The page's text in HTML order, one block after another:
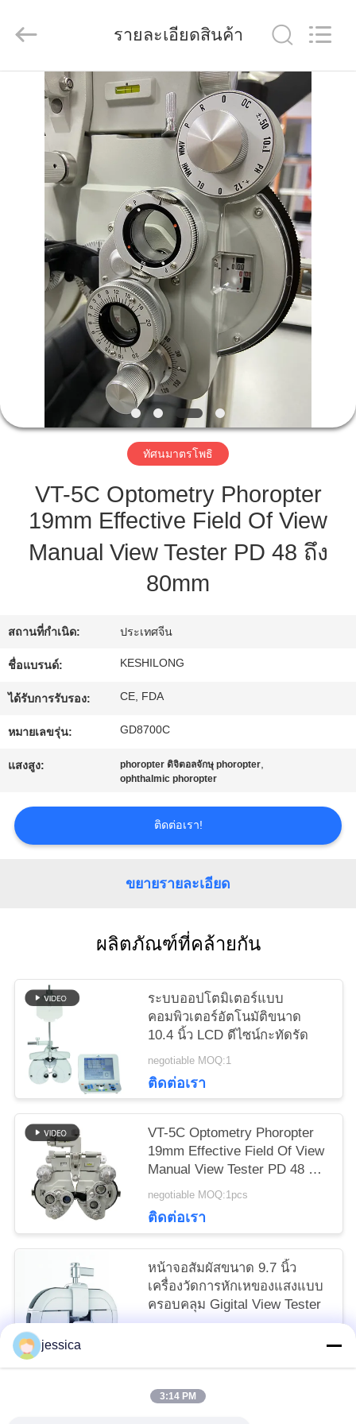
สินค้า
วิดีโอ
เกี่ยว
ทัวร์
โรงงาน
ควบคุม
คุณภาพ
เรา
ขอ
ใบ
เสนอ
ราคา
PRIVACY
POLICY
Trade
SCM
Rights
รายละเอียดสินค้า
ทัศนมาตรโพธิ
VT-5C Optometry Phoropter
19mm Effective Field Of View
Manual View Tester PD 48 ถึง
80mm
สถานที่กำเนิด: ประเทศจีน
ชื่อแบรนด์: KESHILONG
ได้รับการรับรอง: CE, FDA
หมายเลขรุ่น: GD8700C
แสงสูง: phoropter ดิจิตอลจักษุ phoropter,
ophthalmic phoropter
ติดต่อเรา!
ขยายรายละเอียด
ผลิตภัณฑ์ที่คล้ายกัน
ระบบออปโตมิเตอร์แบบ
คอมพิวเตอร์อัตโนมัติขนาด
10.4 นิ้ว LCD ดีไซน์กะทัดรัด
negotiable MOQ:1
ติดต่อเรา
VT-5C Optometry Phoropter
19mm Effective Field Of View
Manual View Tester PD 48 ถึง
80mm
negotiable MOQ:1pcs
ติดต่อเรา
หน้าจอสัมผัสขนาด 9.7 นิ้ว
เครื่องวัดการหักเหของแสงแบบ
ครอบคลุม Gigital View Tester
jessica
3:14 PM